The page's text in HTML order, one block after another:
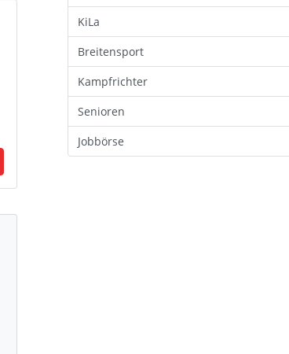
KiLa
Breitensport
Kampfrichter
Senioren
Jobbörse